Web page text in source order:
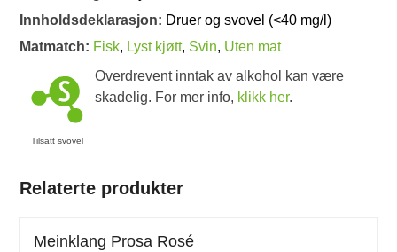
Innholdsdeklarasjon: Druer og svovel (<40 mg/l)
Matmatch: Fisk, Lyst kjøtt, Svin, Uten mat
Tilsatt svovel
Overdrevent inntak av alkohol kan være
skadelig. For mer info, klikk her.
Relaterte produkter
Meinklang Prosa Rosé